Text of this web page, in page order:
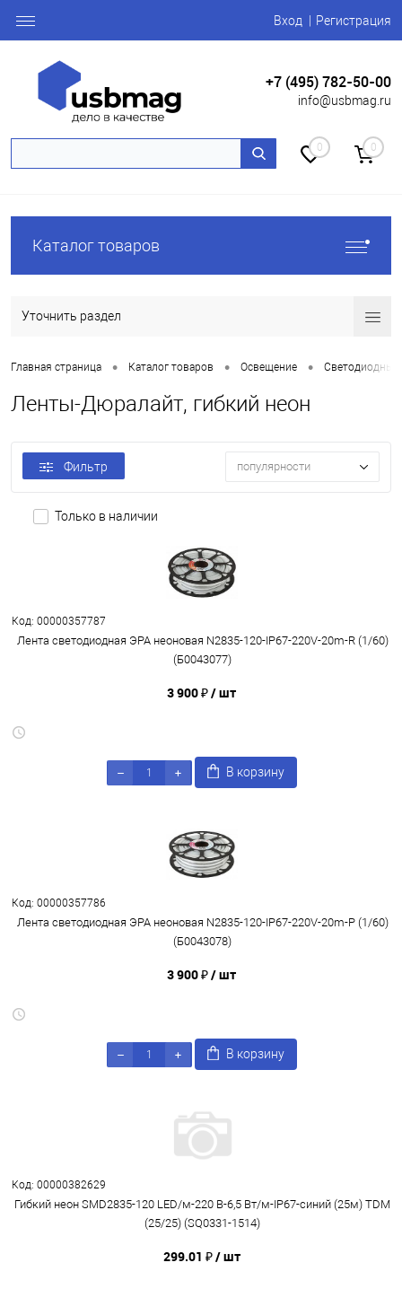
Вход Регистрация
+7 (495) 782-50-00
info@usbmag.ru
0 0
Каталог товаров
Уточнить раздел
Главная страница • Каталог товаров • Освещение • Светодиодные
Ленты-Дюралайт, гибкий неон
Фильтр популярности
Только в наличии
Код: 00000357787
Лента светодиодная ЭРА неоновая N2835-120-IP67-220V-20m-R (1/60)
(Б0043077)
3 900 ₽/ шт
В корзину
Код: 00000357786
Лента светодиодная ЭРА неоновая N2835-120-IP67-220V-20m-P (1/60)
(Б0043078)
3 900 ₽/ шт
В корзину
Код: 00000382629
Гибкий неон SMD2835-120 LED/м-220 В-6,5 Вт/м-IP67-синий (25м) TDM
(25/25) (SQ0331-1514)
299.01 ₽/ шт